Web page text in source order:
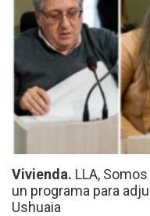
Vivienda. LLA,
un programa para
Ushuaia